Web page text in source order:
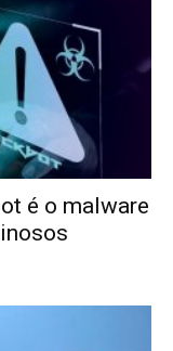
é o malware